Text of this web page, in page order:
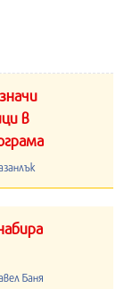
в
Баня